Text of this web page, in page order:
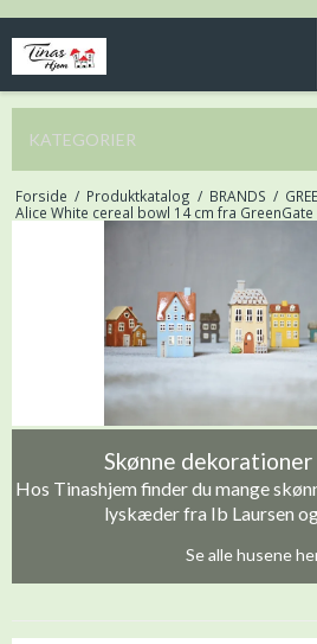
KATEGORIER
Forside / Produktkatalog / BRANDS /
Alice White cereal bowl 14 cm fra GreenGate
Skønne
Hos Tinashjem finder du mange
lyskæder fra Ib Laursen
Se alle husene